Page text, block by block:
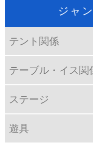
ジャ
テント関係
テーブル・イス関
ステージ
遊具